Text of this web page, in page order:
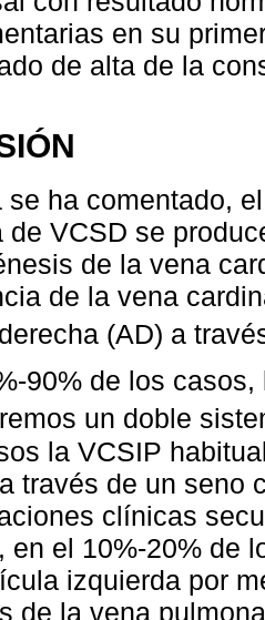
en su
de alta de la
se ha comentado,
de VCSD se
de la vena
de la vena
(AD) a
90% de los
un doble
la VCSIP
través de un seno
clínicas
en el 10%-20% de
izquierda por
de la vena